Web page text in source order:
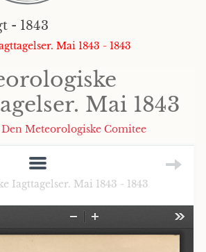
- 1843
Mai 1843 - 1843
Mai 1843
Den Meteorologiske Comitee
Iagttagelser. Mai 1843 - 1843